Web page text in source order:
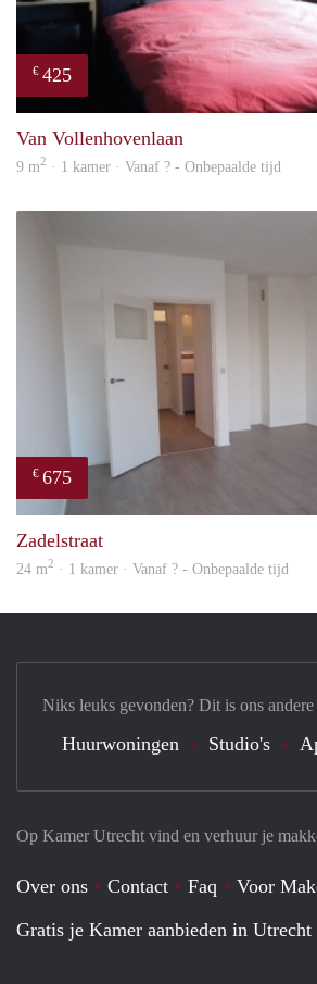
€ 425
Van Vollenhovenlaan
9 m2 · 1 kamer · Vanaf ? - Onbepaalde tijd
€ 675
Zadelstraat
24 m2 · 1 kamer · Vanaf ? - Onbepaalde tijd
Op Kamer Utrecht vind en verhuur je
Over ons Contact Faq
Voor
Gratis je Kamer aanbieden in Utrecht
Niks leuks gevonden? Dit is ons
Huurwoningen Studio's